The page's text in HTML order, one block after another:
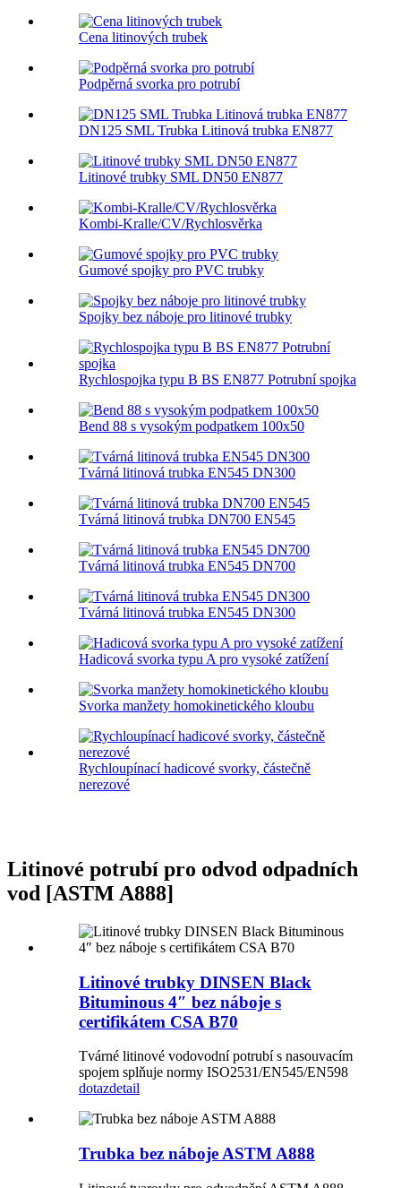
Cena litinových trubek
Podpěrná svorka pro potrubí
DN125 SML Trubka Litinová trubka EN877
Litinové trubky SML DN50 EN877
Kombi-Kralle/CV/Rychlosvěrka
Gumové spojky pro PVC trubky
Spojky bez náboje pro litinové trubky
Rychlospojka typu B BS EN877 Potrubní spojka
Bend 88 s vysokým podpatkem 100x50
Tvárná litinová trubka EN545 DN300
Tvárná litinová trubka DN700 EN545
Tvárná litinová trubka EN545 DN700
Tvárná litinová trubka EN545 DN300
Hadicová svorka typu A pro vysoké zatížení
Svorka manžety homokinetického kloubu
Rychloupínací hadicové svorky, částečně
nerezové
Litinové potrubí pro odvod odpadních
vod [ASTM A888]
Litinové trubky DINSEN Black
Bituminous 4″ bez náboje s
certifikátem CSA B70
Tvárné litinové vodovodní potrubí s nasouvacím
spojem splňuje normy ISO2531/EN545/EN598
dotazdetail
Trubka bez náboje ASTM A888